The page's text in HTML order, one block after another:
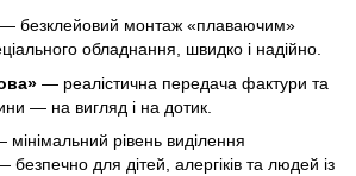
— безклейовий монтаж «плаваючим»
обладнання, швидко і надійно.
— реалістична передача фактури та
— на вигляд і на дотик.
мінімальний рівень виділення
для дітей, алергіків та людей із